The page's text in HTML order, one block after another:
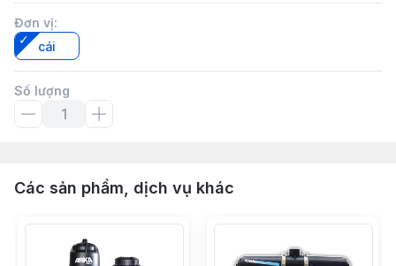
Đơn vị:
cái
Số lượng
Các sản phẩm, dịch vụ khác